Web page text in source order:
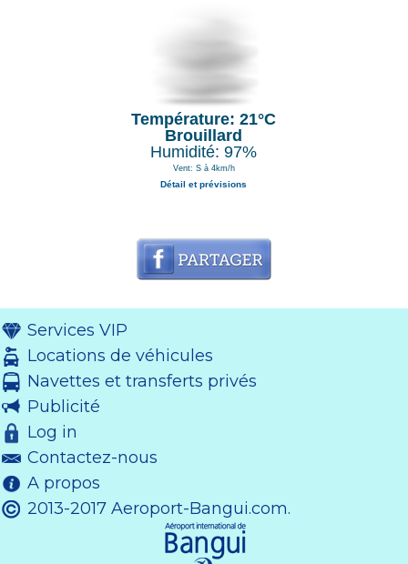
Température: 21°C
Brouillard
Humidité: 97%
Vent: S à 4km/h
Détail et prévisions
Services VIP
Locations de véhicules
Navettes et transferts privés
Publicité
Log in
Contactez-nous
A propos
2013-2017 Aeroport-Bangui.com.